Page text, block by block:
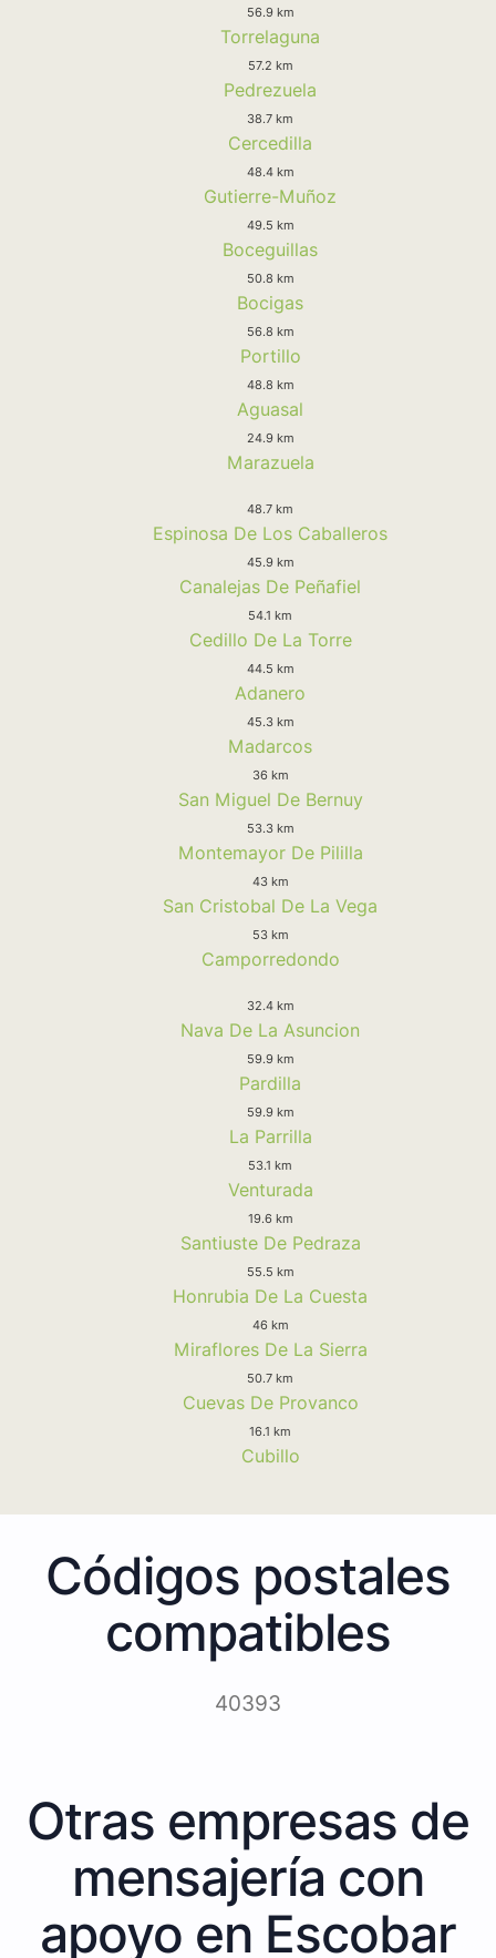
56.9 km
Torrelaguna
57.2 km
Pedrezuela
38.7 km
Cercedilla
48.4 km
Gutierre-Muñoz
49.5 km
Boceguillas
50.8 km
Bocigas
56.8 km
Portillo
48.8 km
Aguasal
24.9 km
Marazuela
48.7 km
Espinosa De Los Caballeros
45.9 km
Canalejas De Peñafiel
54.1 km
Cedillo De La Torre
44.5 km
Adanero
45.3 km
Madarcos
36 km
San Miguel De Bernuy
53.3 km
Montemayor De Pililla
43 km
San Cristobal De La Vega
53 km
Camporredondo
32.4 km
Nava De La Asuncion
59.9 km
Pardilla
59.9 km
La Parrilla
53.1 km
Venturada
19.6 km
Santiuste De Pedraza
55.5 km
Honrubia De La Cuesta
46 km
Miraflores De La Sierra
50.7 km
Cuevas De Provanco
16.1 km
Cubillo
Códigos postales
compatibles
40393
Otras empresas de
mensajería con
apoyo en Escobar